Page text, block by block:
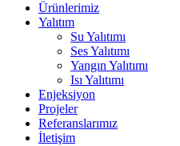
Ürünlerimiz
Yalıtım
Su Yalıtımı
Ses Yalıtımı
Yangın Yalıtımı
Isı Yalıtımı
Enjeksiyon
Projeler
Referanslarımız
İletişim